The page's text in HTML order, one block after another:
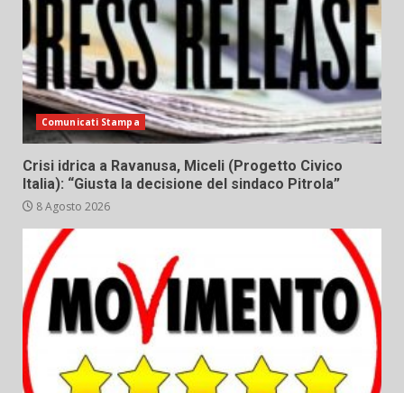
Comunicati Stampa
Crisi idrica a Ravanusa, Miceli (Progetto Civico
Italia): “Giusta la decisione del sindaco Pitrola”
8 Agosto 2026